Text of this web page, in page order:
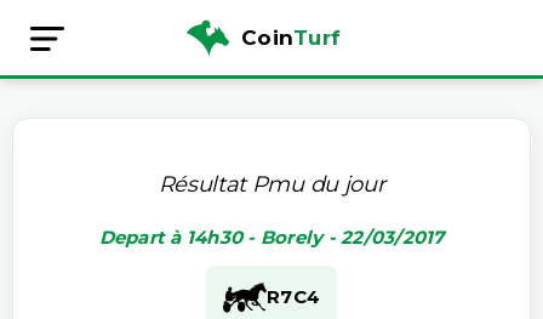
CoinTurf
Résultat Pmu du jour
Depart à 14h30 - Borely - 22/03/2017
R7C4